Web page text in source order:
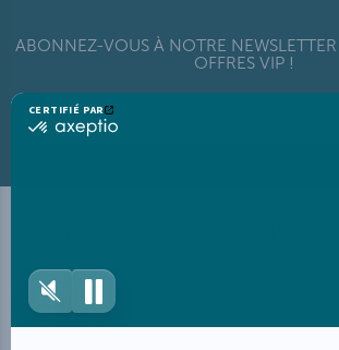
CERTIFIÉ PAR
certifié
ABONNEZ-VOUS À NOTRE NEWSLETTER
OFFRES VIP !
La VILLA THALGO
Le Club